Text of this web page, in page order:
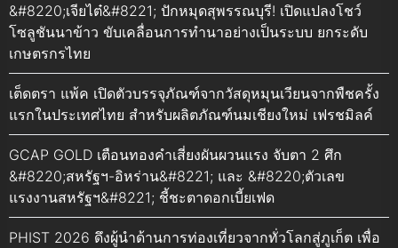
&#8220;เจียไต๋&#8221; ปักหมุดสุพรรณบุรี! เปิดแปลงโชว์
โซลูชันนาข้าว ขับเคลื่อนการทำนาอย่างเป็นระบบ ยกระดับ
เกษตรกรไทย
เต็ดตรา แพ้ค เปิดตัวบรรจุภัณฑ์จากวัสดุหมุนเวียนจากพืชครั้ง
แรกในประเทศไทย สำหรับผลิตภัณฑ์นมเชียงใหม่ เฟรชมิลค์
GCAP GOLD เตือนทองคำเสี่ยงผันผวนแรง จับตา 2 ศึก
&#8220;สหรัฐฯ-อิหร่าน&#8221; และ &#8220;ตัวเลข
แรงงานสหรัฐฯ&#8221; ชี้ชะตาดอกเบี้ยเฟด
PHIST 2026 ดึงผู้นำด้านการท่องเที่ยวจากทั่วโลกสู่ภูเก็ต เพื่อ